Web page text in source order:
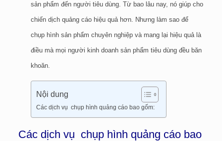
sản phẩm đến người tiêu dùng. Từ bao lâu nay, nó giúp cho
chiến dịch quảng cáo hiệu quả hơn. Nhưng làm sao để
chụp hình sản phẩm chuyên nghiệp và mang lại hiệu quả là
điều mà mọi người kinh doanh sản phẩm tiêu dùng đều băn
khoăn.
Nội dung
Các dịch vụ chụp hình quảng cáo bao gốm:
Các dịch vụ chụp hình quảng cáo bao